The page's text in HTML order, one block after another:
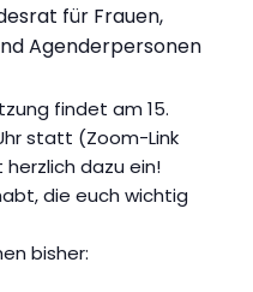
für Frauen,
Agenderpersonen
findet am 15.
statt (Zoom-Link
dazu ein!
die euch wichtig
bisher: